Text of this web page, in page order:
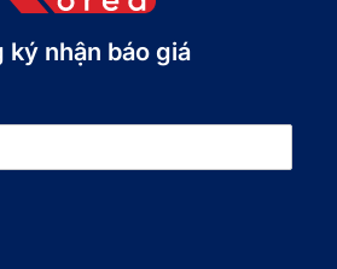
ký nhận báo giá​